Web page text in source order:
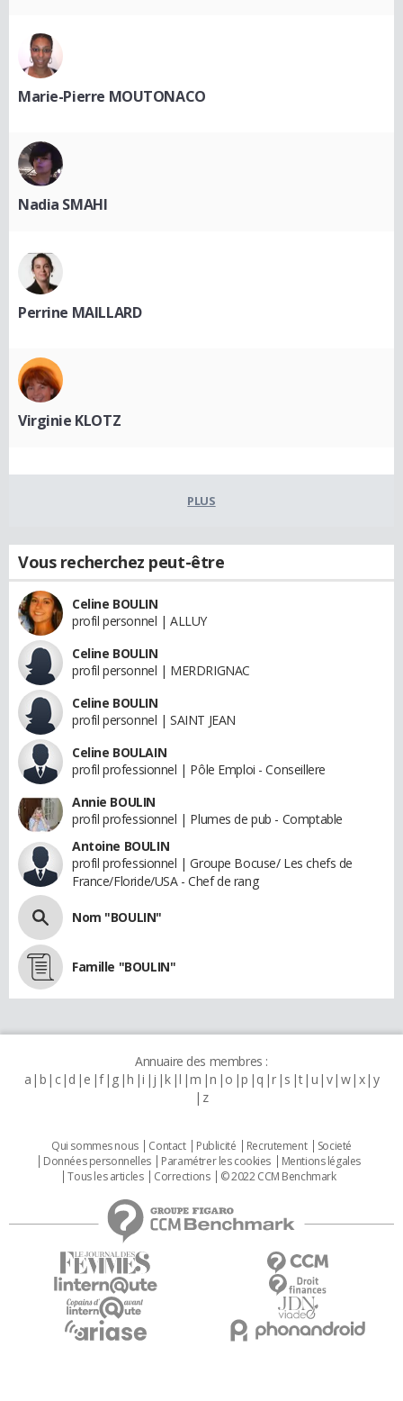
Marie-Pierre MOUTONACO
Nadia SMAHI
Perrine MAILLARD
Virginie KLOTZ
PLUS
Vous recherchez peut-être
Celine BOULIN
profil personnel | ALLUY
Celine BOULIN
profil personnel | MERDRIGNAC
Celine BOULIN
profil personnel | SAINT JEAN
Celine BOULAIN
profil professionnel | Pôle Emploi - Conseillere
Annie BOULIN
profil professionnel | Plumes de pub - Comptable
Antoine BOULIN
profil professionnel | Groupe Bocuse/ Les chefs de
France/Floride/USA - Chef de rang
Nom "BOULIN"
Famille "BOULIN"
Annuaire des membres :
a b c d e f g h i j k l m n o p q r s t u v w x y
z
Qui sommes nous Contact Publicité Recrutement
Societé
Données personnelles
Paramétrer les cookies
Mentions légales
Tous les articles
Corrections © 2022 CCM Benchmark